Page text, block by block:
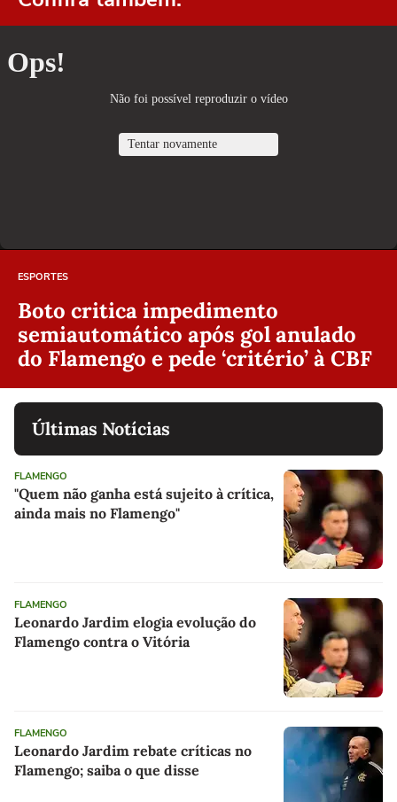
ESPORTES
Boto critica impedimento
semiautomático após gol anulado
do Flamengo e pede ‘critério’ à CBF
Últimas Notícias
FLAMENGO
"Quem não ganha está sujeito à crítica,
ainda mais no Flamengo"
FLAMENGO
Leonardo Jardim elogia evolução do
Flamengo contra o Vitória
FLAMENGO
Leonardo Jardim rebate críticas no
Flamengo; saiba o que disse